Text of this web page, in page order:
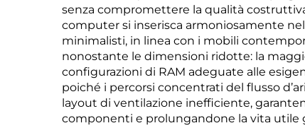
senza compromettere la qualità
computer si inserisca armoniosamente
minimalisti, in linea con i mobili
nonostante le dimensioni ridotte: la
configurazioni di RAM adeguate alle
poiché i percorsi concentrati del flusso
layout di ventilazione inefficiente,
componenti e prolungandone la vita utile